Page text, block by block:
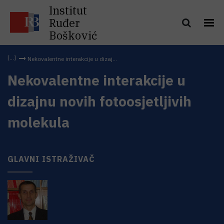
Institut
Ruđer
Bošković
Nekovalentne interakcije u dizaj...
Nekovalentne interakcije u
dizajnu novih fotoosjetljivih
molekula
GLAVNI ISTRAŽIVAČ